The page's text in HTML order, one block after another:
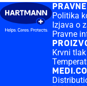
Politika
Izjava o
Pravne
Krvni tlak